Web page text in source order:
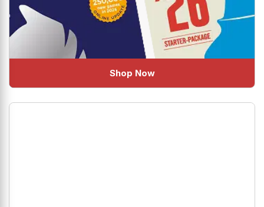
Shop Now